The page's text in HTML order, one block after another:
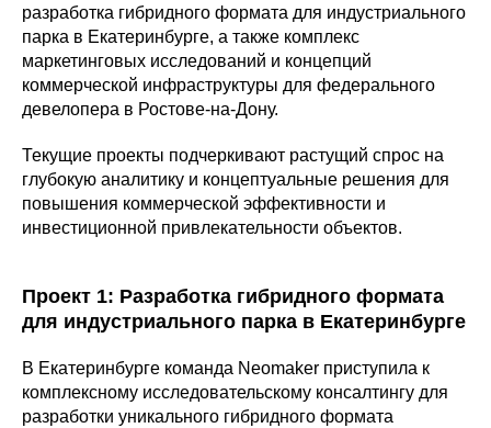
разработка гибридного формата для индустриального
парка в Екатеринбурге, а также комплекс
маркетинговых исследований и концепций
коммерческой инфраструктуры для федерального
девелопера в Ростове-на-Дону.
Текущие проекты подчеркивают растущий спрос на
глубокую аналитику и концептуальные решения для
повышения коммерческой эффективности и
инвестиционной привлекательности объектов.
Проект 1: Разработка гибридного формата
для индустриального парка в Екатеринбурге
В Екатеринбурге команда Neomaker приступила к
комплексному исследовательскому консалтингу для
разработки уникального гибридного формата